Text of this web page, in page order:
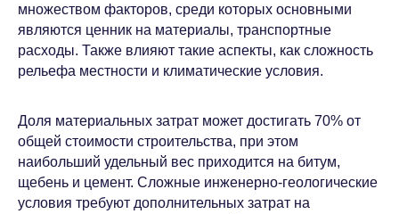
множеством факторов, среди которых основными
являются ценник на материалы, транспортные
расходы. Также влияют такие аспекты, как сложность
рельефа местности и климатические условия.
Доля материальных затрат может достигать 70% от
общей стоимости строительства, при этом
наибольший удельный вес приходится на битум,
щебень и цемент. Сложные инженерно-геологические
условия требуют дополнительных затрат на
ИСУПБ. Пожарная безопасность
ИСУПБ. Промышленная безопасность
ИСУПБ. Охрана труда
ИСУПБ